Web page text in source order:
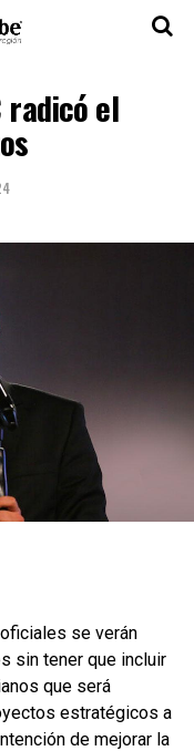
radicó el
se verán
sin tener que incluir
que será
estratégicos a
de mejorar la